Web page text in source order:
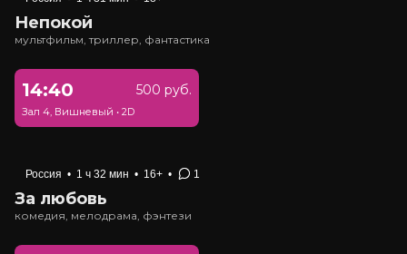
Непокой
мультфильм, триллер, фантастика
14:40 500 руб.
Зал 4, Вишневый • 2D
Россия • 1 ч 32 мин • 16+ • 1
За любовь
комедия, мелодрама, фэнтези